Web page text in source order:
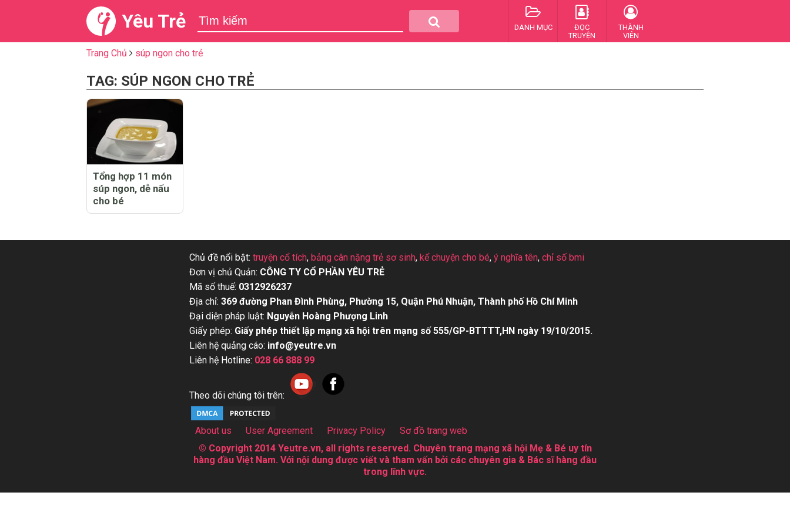
Yêu Trẻ DANH MỤC
ĐỌC
TRUYỆN
THÀNH
VIÊN
Trang Chủ súp ngon cho trẻ
TAG: SÚP NGON CHO TRẺ
Tổng hợp 11 món
súp ngon, dễ nấu
cho bé
Chủ đề nổi bật: truyện cổ tích, bảng cân nặng trẻ sơ sinh, kể chuyện cho bé, ý nghĩa tên, chỉ số bmi
Đơn vị chủ Quản: CÔNG TY CỔ PHẦN YÊU TRẺ
Mã số thuế: 0312926237
Địa chỉ: 369 đường Phan Đình Phùng, Phường 15, Quận Phú Nhuận, Thành phố Hồ Chí Minh
Đại diện pháp luật: Nguyễn Hoàng Phượng Linh
Giấy phép: Giấy phép thiết lập mạng xã hội trên mạng số 555/GP-BTTTT,HN ngày 19/10/2015.
Liên hệ quảng cáo: info@yeutre.vn
Liên hệ Hotline: 028 66 888 99
Theo dõi chúng tôi trên:
About us User Agreement Privacy Policy
Sơ đồ trang web
© Copyright 2014 Yeutre.vn, all rights reserved. Chuyên trang mạng xã hội Mẹ & Bé uy tín
hàng đầu Việt Nam. Với nội dung được viết và tham vấn bởi các chuyên gia & Bác sĩ hàng đầu
trong lĩnh vực.